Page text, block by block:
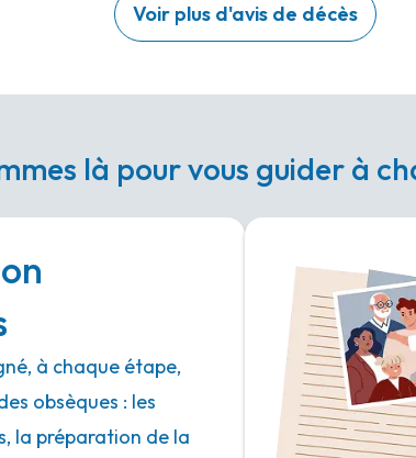
Voir plus d'avis de décès
là pour vous guider à
à chaque étape,
obsèques : les
la préparation de la